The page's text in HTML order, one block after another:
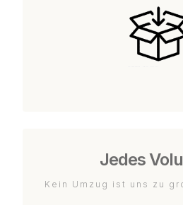
Jedes
Kein Umzug ist uns zu